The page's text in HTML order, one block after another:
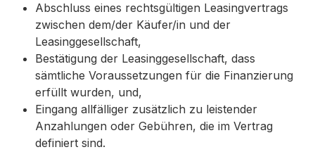
Abschluss eines rechtsgültigen Leasingvertrags
zwischen dem/der Käufer/in und der
Leasinggesellschaft,
Bestätigung der Leasinggesellschaft, dass
sämtliche Voraussetzungen für die Finanzierung
erfüllt wurden, und,
Eingang allfälliger zusätzlich zu leistender
Anzahlungen oder Gebühren, die im Vertrag
definiert sind.